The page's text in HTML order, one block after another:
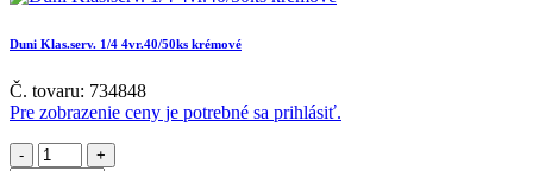
Duni Klas.serv. 1/4 4vr.40/50ks krémové
Č. tovaru: 734848
Pre zobrazenie ceny je potrebné sa prihlásiť.